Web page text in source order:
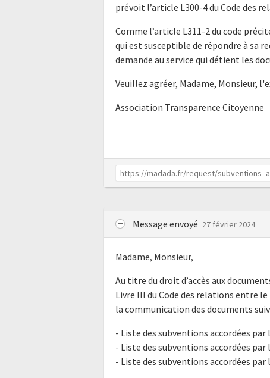
prévoit l’article L300-4 du Code des
Comme l’article L311-2 du code
qui est susceptible de répondre à sa
demande au service qui détient les
Veuillez agréer, Madame, Monsieur,
Association Transparence Citoyenne
Message envoyé 27 février 2024
Madame, Monsieur,
Au titre du droit d’accès aux
Livre III du Code des relations entre
la communication des documents
- Liste des subventions accordées
- Liste des subventions accordées
- Liste des subventions accordées